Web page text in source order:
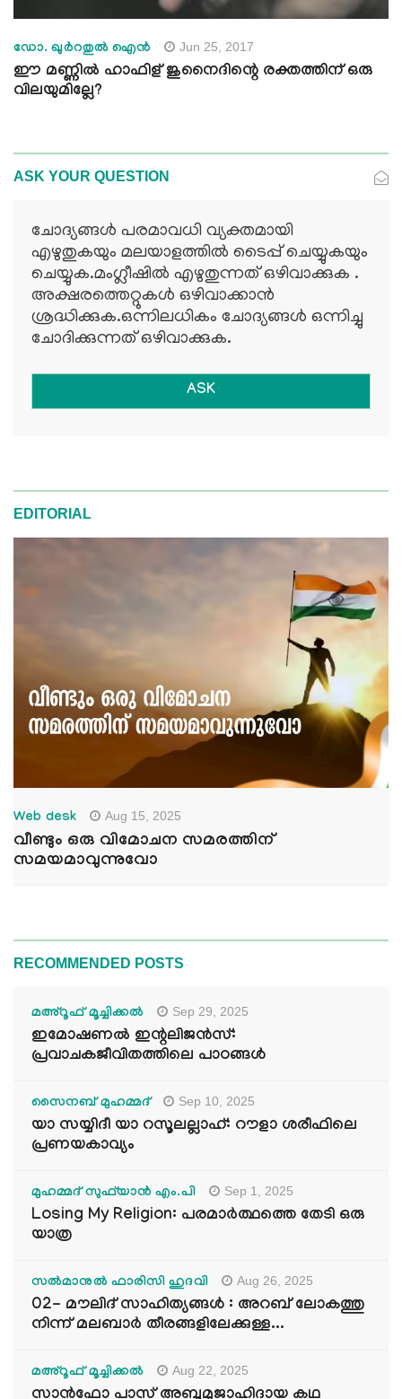
ഡോ. ഖുര്‍റതുല്‍ ഐന്‍ Jun 25, 2017
ഈ മണ്ണില്‍ ഹാഫിള് ജുനൈദിന്റെ രക്തത്തിന് ഒരു
വിലയുമില്ലേ?
ASK YOUR QUESTION
ചോദ്യങ്ങള്‍ പരമാവധി വ്യക്തമായി
എഴുതുകയും മലയാളത്തില്‍ ടൈപ്പ് ചെയ്യുകയും
ചെയ്യുക.മംഗ്ലീഷില്‍ എഴുതുന്നത് ഒഴിവാക്കുക .
അക്ഷരത്തെറ്റുകള്‍ ഒഴിവാക്കാന്‍
ശ്രദ്ധിക്കുക.ഒന്നിലധികം ചോദ്യങ്ങള്‍ ഒന്നിച്ചു
ചോദിക്കുന്നത് ഒഴിവാക്കുക.
ASK
EDITORIAL
Web desk Aug 15, 2025
വീണ്ടും ഒരു വിമോചന സമരത്തിന്
സമയമാവുന്നുവോ
RECOMMENDED POSTS
മഅ്റൂഫ് മൂച്ചിക്കല്‍ Sep 29, 2025
ഇമോഷണൽ ഇന്റലിജൻസ്:
പ്രവാചകജീവിതത്തിലെ പാഠങ്ങൾ
സൈനബ് മുഹമ്മദ് Sep 10, 2025
യാ സയ്യിദീ യാ റസൂലല്ലാഹ്: റൗളാ ശരീഫിലെ
പ്രണയകാവ്യം
മുഹമ്മദ് സുഫ്‌യാൻ എം.പി Sep 1, 2025
Losing My Religion: പരമാർത്ഥത്തെ തേടി ഒരു
യാത്ര
സൽമാനുൽ ഫാരിസി ഹുദവി Aug 26, 2025
02- മൗലിദ് സാഹിത്യങ്ങൾ : അറബ് ലോകത്തു
നിന്ന് മലബാർ തീരങ്ങളിലേക്കുള്ള...
മഅ്റൂഫ് മൂച്ചിക്കല്‍ Aug 22, 2025